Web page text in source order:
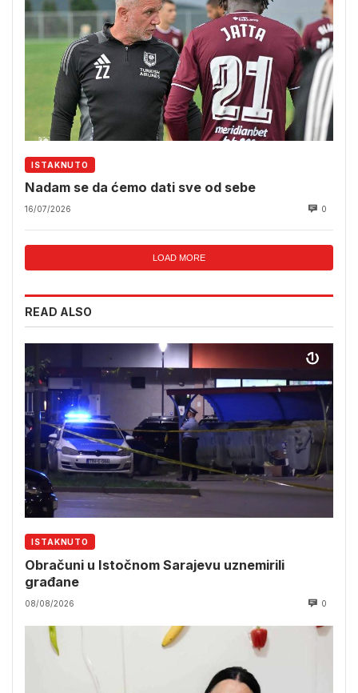
ISTAKNUTO
Nadam se da ćemo dati sve od sebe
16/07/2026 0
LOAD MORE
READ ALSO
ISTAKNUTO
Obračuni u Istočnom Sarajevu uznemirili
građane
08/08/2026 0